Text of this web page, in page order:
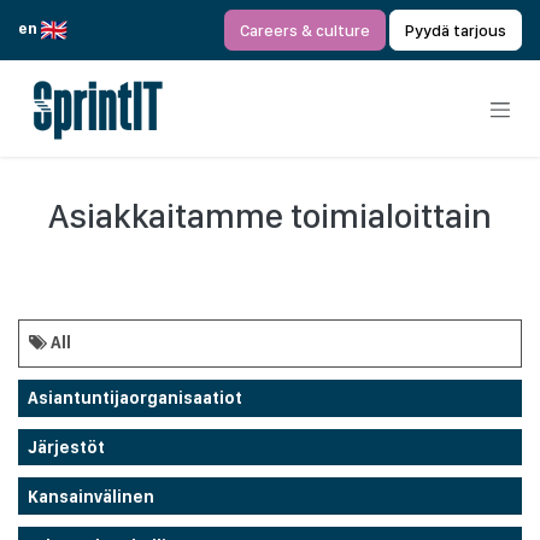
en
Careers & culture Pyydä tarjous
Asiakkaitamme toimialoittain
All
Asiantuntijaorganisaatiot
Järjestöt
Kansainvälinen